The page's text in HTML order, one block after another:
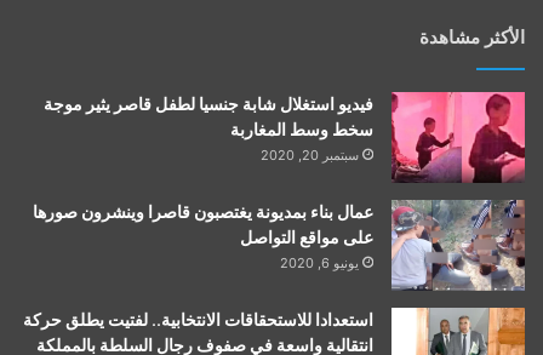
الأكثر مشاهدة
فيديو استغلال شابة جنسيا لطفل قاصر يثير موجة
سخط وسط المغاربة
سبتمبر 20, 2020
عمال بناء بمديونة يغتصبون قاصرا وينشرون صورها
على مواقع التواصل
يونيو 6, 2020
استعدادا للاستحقاقات الانتخابية.. لفتيت يطلق حركة
انتقالية واسعة في صفوف رجال السلطة بالمملكة